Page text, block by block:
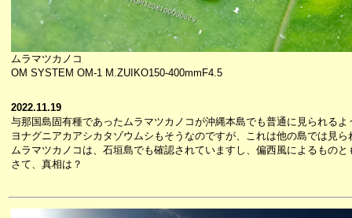
ムラマツカノコ
OM SYSTEM OM-1 M.ZUIKO150-400mmF4.5
2022.11.19
与那国島固有種であったムラマツカノコが沖縄本島でも普通に見られるよ
ヨナグニアカアシカタゾウムシもそうなのですが、これは他の島では見
ムラマツカノコは、石垣島でも確認されていますし、偏西風によるものと
さて、真相は？